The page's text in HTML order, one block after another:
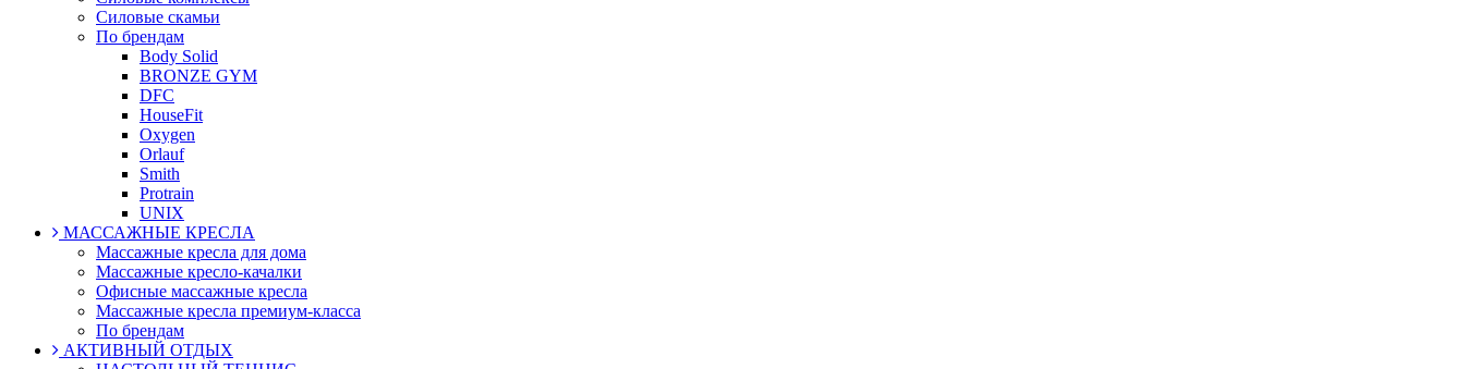
Силовые скамьи
По брендам
Body Solid
BRONZE GYM
DFC
HouseFit
Oxygen
Orlauf
Smith
Protrain
UNIX
МАССАЖНЫЕ КРЕСЛА
Массажные кресла для дома
Массажные кресло-качалки
Офисные массажные кресла
Массажные кресла премиум-класса
По брендам
АКТИВНЫЙ ОТДЫХ